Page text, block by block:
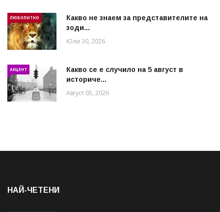
ЛЮБОПИТНО
Какво не знаем за представителите на
зоди...
Юли 30, 2026
АКЦЕНТ
Какво се е случило на 5 август в
историче...
Август 05, 2026
НАЙ-ЧЕТЕНИ